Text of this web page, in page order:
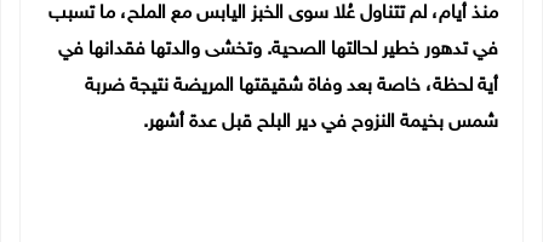
منذ أيام، لم تتناول عُلا سوى الخبز اليابس مع الملح، ما تسبب
في تدهور خطير لحالتها الصحية. وتخشى والدتها فقدانها في
أية لحظة، خاصة بعد وفاة شقيقتها المريضة نتيجة ضربة
شمس بخيمة النزوح في دير البلح قبل عدة أشهر.